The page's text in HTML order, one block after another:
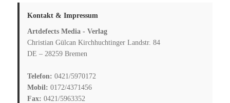
Kontakt & Impressum
Artdefects Media - Verlag
Christian Gülcan Kirchhuchtinger Landstr. 84
DE – 28259 Bremen
Telefon: 0421/5970172
Mobil: 0172/4371456
Fax: 0421/5963352